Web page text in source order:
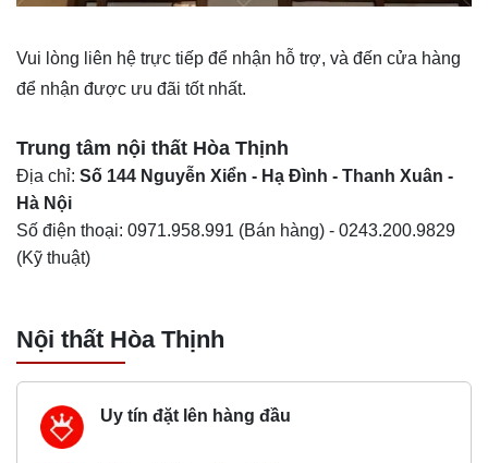
Vui lòng liên hệ trực tiếp để nhận hỗ trợ, và đến cửa hàng
để nhận được ưu đãi tốt nhất.
Trung tâm nội thất Hòa Thịnh
Địa chỉ: Số 144 Nguyễn Xiển - Hạ Đình - Thanh Xuân -
Hà Nội
Số điện thoại: 0971.958.991 (Bán hàng) - 0243.200.9829
(Kỹ thuật)
Nội thất Hòa Thịnh
Uy tín đặt lên hàng đầu